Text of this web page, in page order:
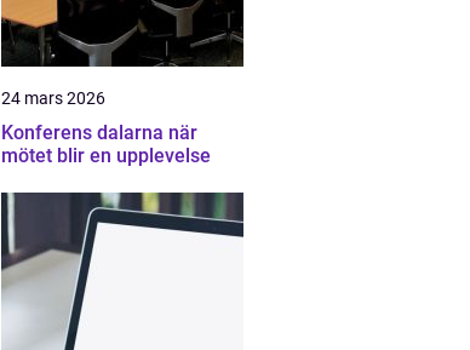
24 mars 2026
Konferens dalarna när
mötet blir en upplevelse